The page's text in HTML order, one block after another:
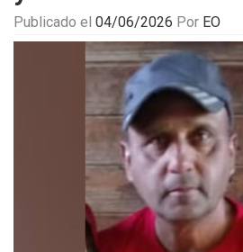
Publicado el 04/06/2026 Por EO